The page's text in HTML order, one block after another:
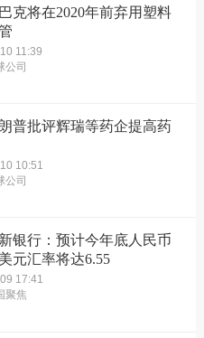
克将在2020年前弃用塑料
11:39
公司
普批评辉瑞等药企提高药
10:51
公司
银行：预计今年底人民币
元汇率将达6.55
17:41
聚焦